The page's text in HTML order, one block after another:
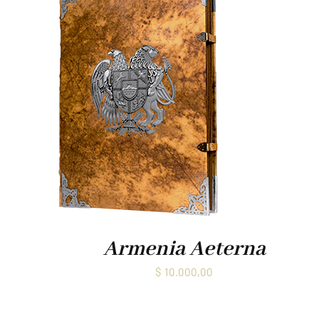
Armenia Aeterna
$ 10.000,00